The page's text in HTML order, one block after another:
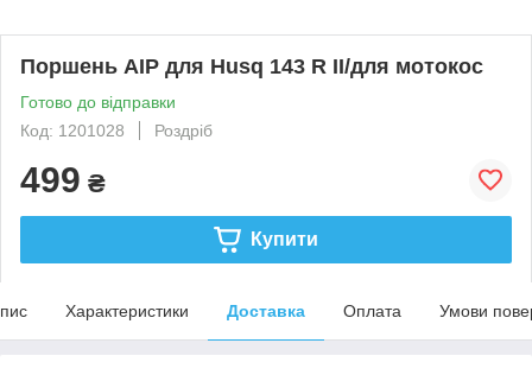
Поршень AIP для Husq 143 R II/для мотокос
Готово до відправки
Код: 1201028
Роздріб
499 ₴
Купити
Характеристики Доставка Оплата Умови